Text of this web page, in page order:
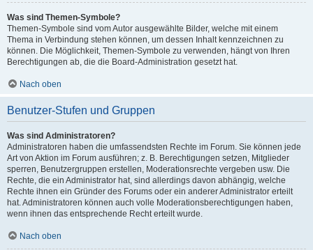
Was sind Themen-Symbole?
Themen-Symbole sind vom Autor ausgewählte Bilder, welche mit einem
Thema in Verbindung stehen können, um dessen Inhalt kennzeichnen zu
können. Die Möglichkeit, Themen-Symbole zu verwenden, hängt von Ihren
Berechtigungen ab, die die Board-Administration gesetzt hat.
Nach oben
Benutzer-Stufen und Gruppen
Was sind Administratoren?
Administratoren haben die umfassendsten Rechte im Forum. Sie können jede
Art von Aktion im Forum ausführen; z. B. Berechtigungen setzen, Mitglieder
sperren, Benutzergruppen erstellen, Moderationsrechte vergeben usw. Die
Rechte, die ein Administrator hat, sind allerdings davon abhängig, welche
Rechte ihnen ein Gründer des Forums oder ein anderer Administrator erteilt
hat. Administratoren können auch volle Moderationsberechtigungen haben,
wenn ihnen das entsprechende Recht erteilt wurde.
Nach oben